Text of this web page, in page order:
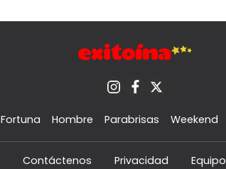
Fortuna Hombre Parabrisas Weekend
Contáctenos Privacidad Equipo